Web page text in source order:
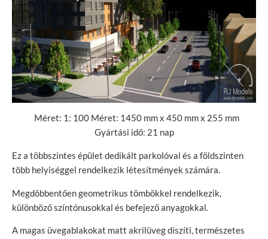
Méret: 1: 100 Méret: 1450 mm x 450 mm x 255 mm
Gyártási idő: 21 nap
Ez a többszintes épület dedikált parkolóval és a földszinten
több helyiséggel rendelkezik létesítmények számára.
Megdöbbentően geometrikus tömbökkel rendelkezik,
különböző színtónusokkal és befejező anyagokkal.
A magas üvegablakokat matt akrilüveg díszíti, természetes